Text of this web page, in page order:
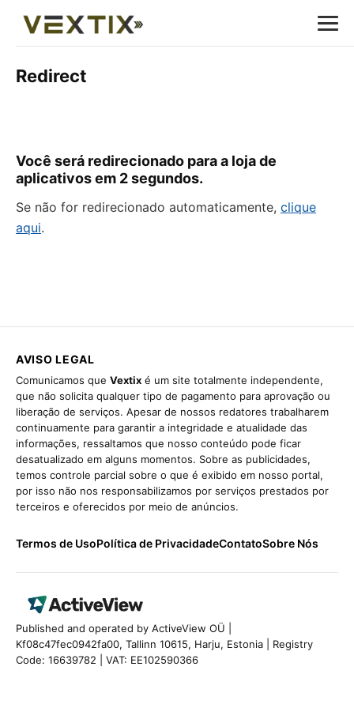
Redirect
Você será redirecionado para a loja de
aplicativos em 2segundos.
Se não for redirecionado automaticamente, clique
aqui.
AVISO LEGAL
Comunicamos que Vextix é um site totalmente independente,
que não solicita qualquer tipo de pagamento para aprovação ou
liberação de serviços. Apesar de nossos redatores trabalharem
continuamente para garantir a integridade e atualidade das
informações, ressaltamos que nosso conteúdo pode ficar
desatualizado em alguns momentos. Sobre as publicidades,
temos controle parcial sobre o que é exibido em nosso portal,
por isso não nos responsabilizamos por serviços prestados por
terceiros e oferecidos por meio de anúncios.
Termos de UsoPolítica de PrivacidadeContatoSobre Nós
Published and operated by ActiveView OÜ |
Kf08c47fec0942fa00, Tallinn 10615, Harju, Estonia | Registry
Code: 16639782 | VAT: EE102590366